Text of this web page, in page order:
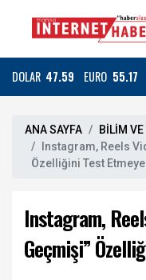
DOLAR 47.59 EURO 55.17
ANA SAYFA
BİLİM
Instagram, Reels
Özelliğini Test Etmeye
Instagram,
Geçmişi”